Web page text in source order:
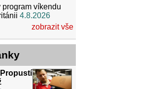
víkendu
4.8.2026
zobrazit vše